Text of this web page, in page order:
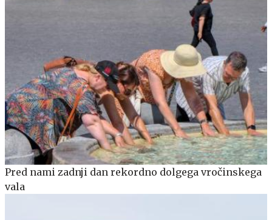
Pred nami zadnji dan rekordno dolgega vročinskega
vala